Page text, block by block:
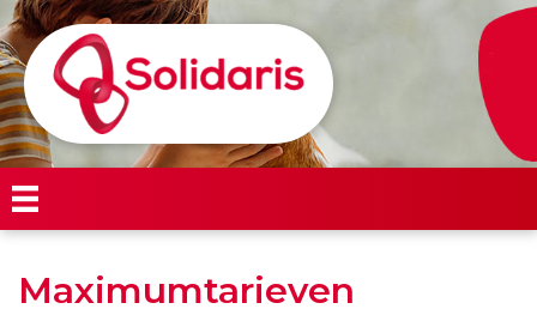
Maximumtarieven